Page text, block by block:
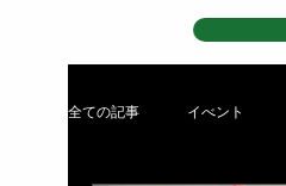
全ての記事 イべント